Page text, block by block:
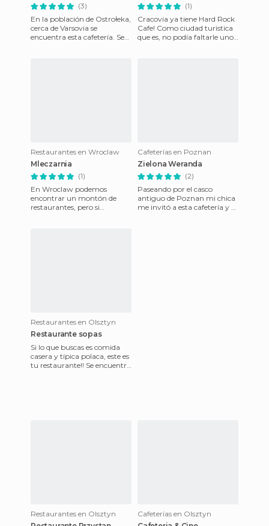
(3)
En la población de Ostrołeka,
cerca de Varsovia se
encuentra esta cafetería. Se
(1)
Cracovia ya tiene Hard Rock
Cafe! Como ciudad turistica
que es, no podía faltarle uno!
Restaurantes en Wroclaw
Mleczarnia
(1)
En Wroclaw podemos
encontrar un montón de
restaurantes, pero si
Cafeterías en Poznan
Zielona Weranda
(2)
Paseando por el casco
antiguo de Poznan mi chica
me invitó a esta cafetería y os
Restaurantes en Olsztyn
Restaurante sopas
Si lo que buscas es comida
casera y típica polaca, este es
tu restaurante!! Se encuentra
Restaurantes en Olsztyn
Cafeterías en Olsztyn